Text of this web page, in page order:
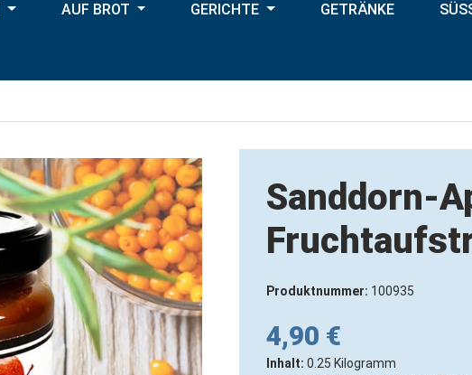
AUF BROT GERICHTE GETRÄNKE
Sanddorn-
Produktnummer: 100935
4,90 €
Inhalt: 0.25 Kilogramm